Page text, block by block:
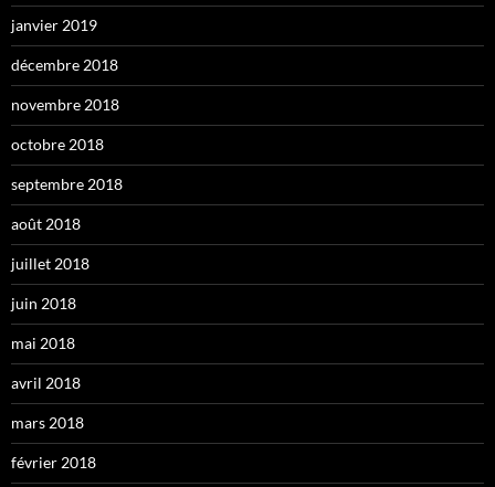
janvier 2019
décembre 2018
novembre 2018
octobre 2018
septembre 2018
août 2018
juillet 2018
juin 2018
mai 2018
avril 2018
mars 2018
février 2018